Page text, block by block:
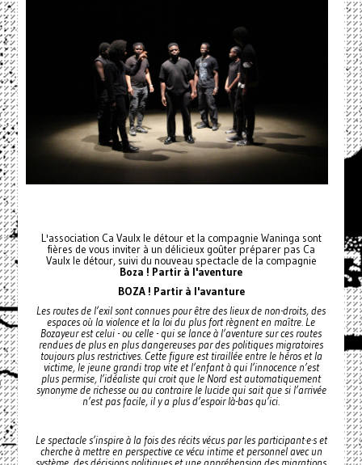
L'association Ca Vaulx le détour et la compagnie Waninga sont
fières de vous inviter à un délicieux goûter préparer pas Ca
Vaulx le détour, suivi du nouveau spectacle de la compagnie
Boza ! Partir à l'aventure
BOZA ! Partir à l'avanture
Les routes de l’exil sont connues pour être des lieux de non-droits, des
espaces où la violence et la loi du plus fort règnent en maître. Le
Bozayeur est celui - ou celle - qui se lance à l’aventure sur ces routes
rendues de plus en plus dangereuses par des politiques migratoires
toujours plus restrictives. Cette figure est tiraillée entre le héros et la
victime, le jeune grandi trop vite et l’enfant à qui l’innocence n’est
plus permise, l’idéaliste qui croit que le Nord est automatiquement
synonyme de richesse ou au contraire le lucide qui sait que si l’arrivée
n’est pas facile, il y a plus d’espoir là-bas qu’ici.
Le spectacle s’inspire à la fois des récits vécus par les participant·e·s et
cherche à mettre en perspective ce vécu intime et personnel avec un